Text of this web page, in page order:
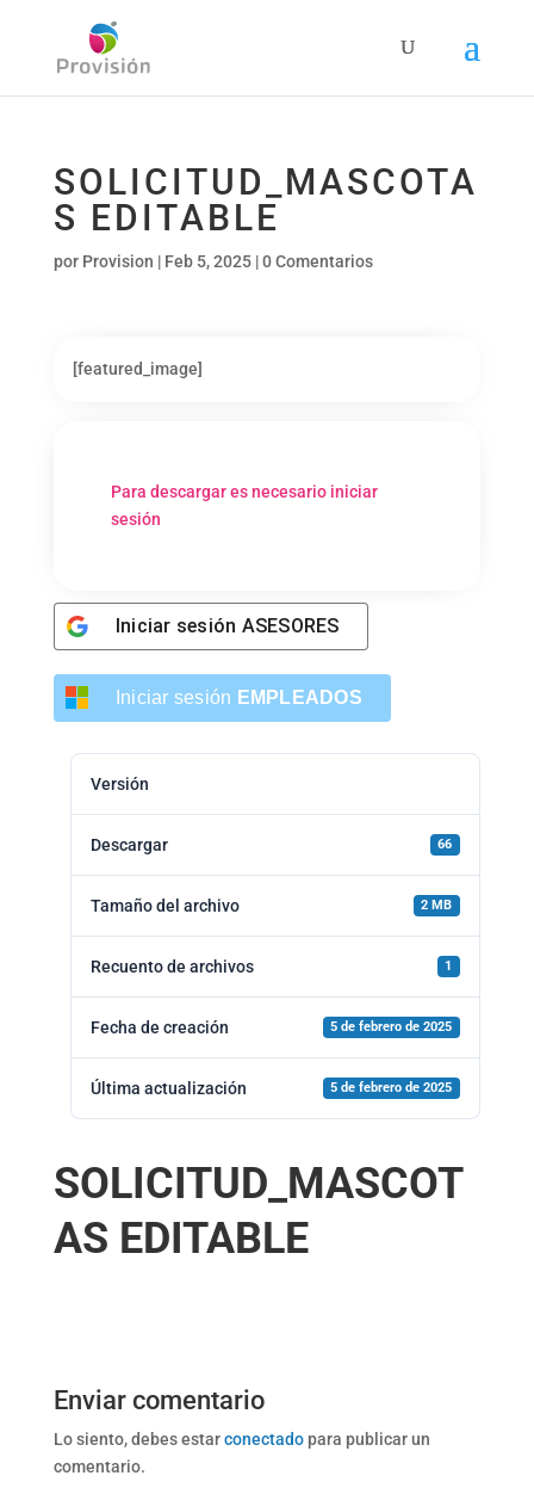
SOLICITUD_MASCOTA
S EDITABLE
por Provision | Feb 5, 2025|0 Comentarios
[featured_image]
Para descargar es necesario iniciar
sesión
Iniciar sesión ASESORES
Iniciar sesión EMPLEADOS
Versión
Descargar 66
Tamaño del archivo 2 MB
Recuento de archivos 1
Fecha de creación 5 de febrero de 2025
Última actualización 5 de febrero de 2025
SOLICITUD_MASCOT
AS EDITABLE
Enviar comentario
Lo siento, debes estarconectadopara publicar un
comentario.